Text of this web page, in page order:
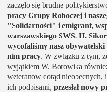
zaczęło się brudne
pracy Grupy Roboczej i
"Solidarności" i emigrant,
warszawskiego SWS, H.
wycofaliśmy nasz
nim pracy. W związku z tym,
wyjątkiem W. Borowika
weteranów dotąd nieobecnych, i
ich podpisami, przesłał nowy